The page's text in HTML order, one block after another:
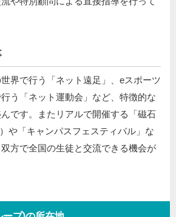
界で行う「ネット遠足」、eスポーツ
う「ネット運動会」など、特徴的な
です。またリアルで開催する「磁石
や「キャンパスフェスティバル」な
方で全国の生徒と交流できる機会が